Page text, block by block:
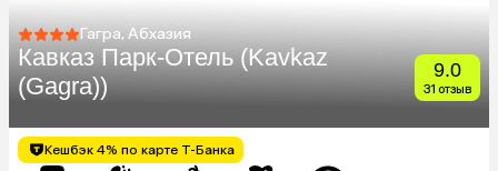
Гагра, Абхазия
Кавказ Парк-Отель (Kavkaz
(Gagra))
9.0
31 отзыв
Кешбэк 4% по карте Т-Банка